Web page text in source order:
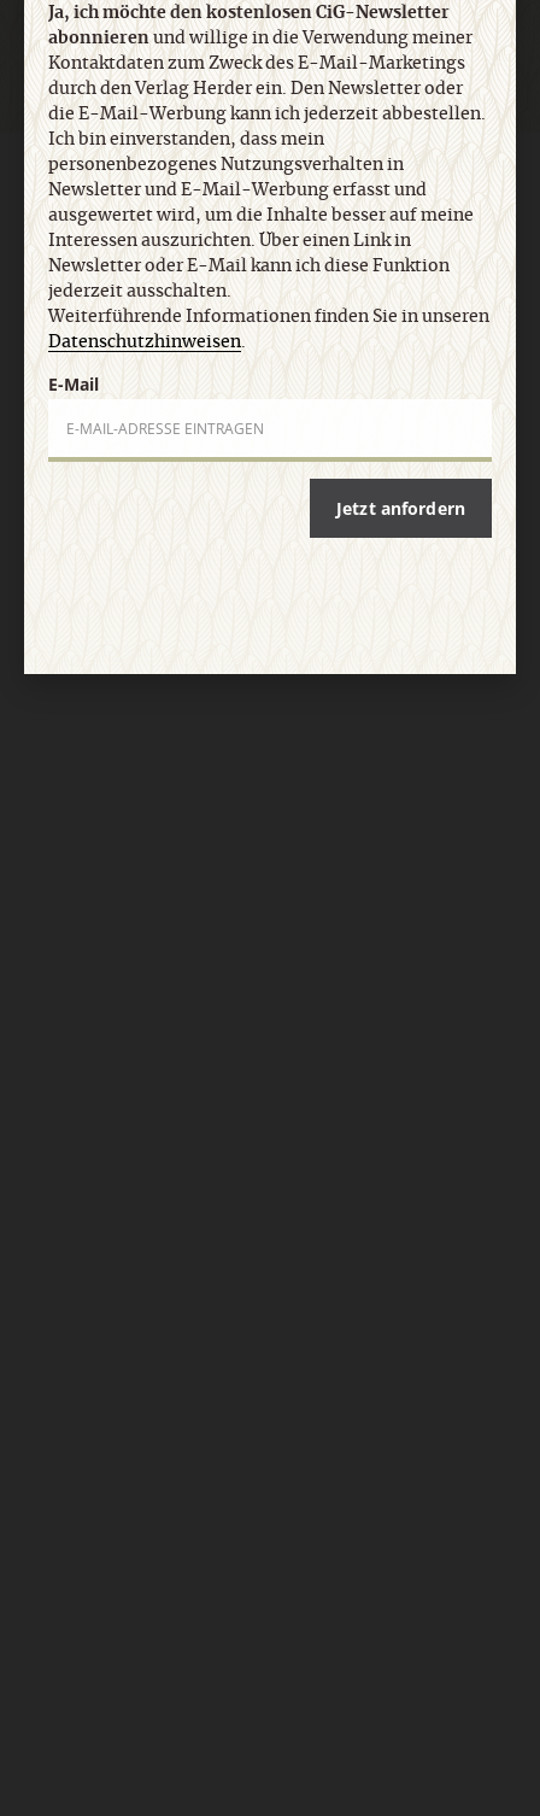
AGB und Widerrufsbelehrung Datenschutz
Barrierefreiheit
Impressum
Vertrag widerrufen Abo online kündigen
Ja, ich möchte den kostenlosen CiG-Newsletter
abonnierenund willige in die Verwendung meiner
Kontaktdaten zum Zweck des E-Mail-Marketings
durch den Verlag Herder ein. Den Newsletter oder
die E-Mail-Werbung kann ich jederzeit abbestellen.
Ich bin einverstanden, dass mein
personenbezogenes Nutzungsverhalten in
Newsletter und E-Mail-Werbung erfasst und
ausgewertet wird, um die Inhalte besser auf meine
Interessen auszurichten. Über einen Link in
Newsletter oder E-Mail kann ich diese Funktion
jederzeit ausschalten.
Weiterführende Informationen finden Sie in unseren
Datenschutzhinweisen.
E-Mail
Jetzt anfordern